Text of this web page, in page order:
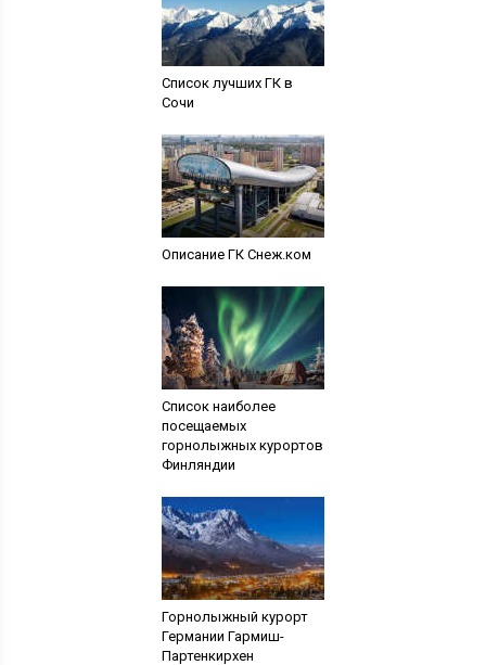
Список лучших ГК в
Сочи
Описание ГК Снеж.ком
Список наиболее
посещаемых
горнолыжных курортов
Финляндии
Горнолыжный курорт
Германии Гармиш-
Партенкирхен